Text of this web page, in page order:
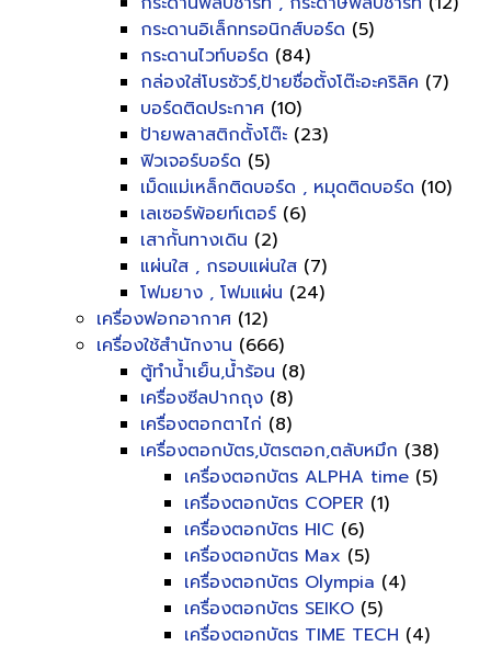
กระดานอิเล็กทรอนิกส์บอร์ด (5)
กระดานไวท์บอร์ด (84)
กล่องใส่โบรชัวร์,ป้ายชื่อตั้งโต๊ะอะคริลิค (7)
บอร์ดติดประกาศ (10)
ป้ายพลาสติกตั้งโต๊ะ (23)
ฟิวเจอร์บอร์ด (5)
เม็ดแม่เหล็กติดบอร์ด , หมุดติดบอร์ด (10)
เลเซอร์พ้อยท์เตอร์ (6)
เสากั้นทางเดิน (2)
แผ่นใส , กรอบแผ่นใส (7)
โฟมยาง , โฟมแผ่น (24)
เครื่องฟอกอากาศ (12)
เครื่องใช้สำนักงาน (666)
ตู้ทำน้ำเย็น,น้ำร้อน (8)
เครื่องซีลปากถุง (8)
เครื่องตอกตาไก่ (8)
เครื่องตอกบัตร,บัตรตอก,ตลับหมึก (38)
เครื่องตอกบัตร ALPHA time (5)
เครื่องตอกบัตร COPER (1)
เครื่องตอกบัตร HIC (6)
เครื่องตอกบัตร Max (5)
เครื่องตอกบัตร Olympia (4)
เครื่องตอกบัตร SEIKO (5)
เครื่องตอกบัตร TIME TECH (4)